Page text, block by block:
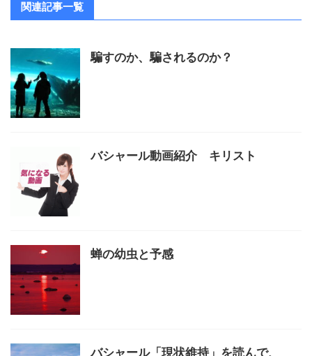
関連記事一覧
騙すのか、騙されるのか？
バシャール動画紹介 キリスト
蝉の幼虫と予感
バシャール「現状維持」を読んで、